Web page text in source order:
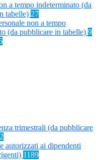
a tempo indeterminato (da
tabelle) 27
non a tempo
(da pubblicare in tabelle) 9
trimestrali (da pubblicare
autorizzati ai dipendenti
1189